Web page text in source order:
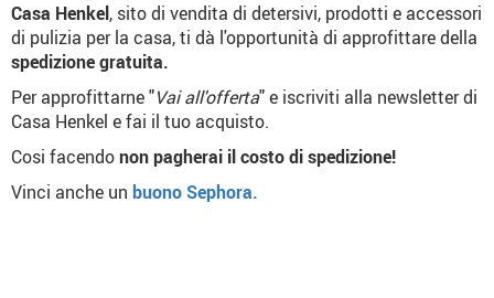
Casa Henkel, sito di vendita di detersivi, prodotti e accessori
di pulizia per la casa, ti dà l'opportunità di approfittare della
spedizione gratuita.
Per approfittarne "Vai all'offerta" e iscriviti alla newsletter di
Casa Henkel e fai il tuo acquisto.
Cosi facendonon pagherai il costo di spedizione!
Vinci anche un buono Sephora.